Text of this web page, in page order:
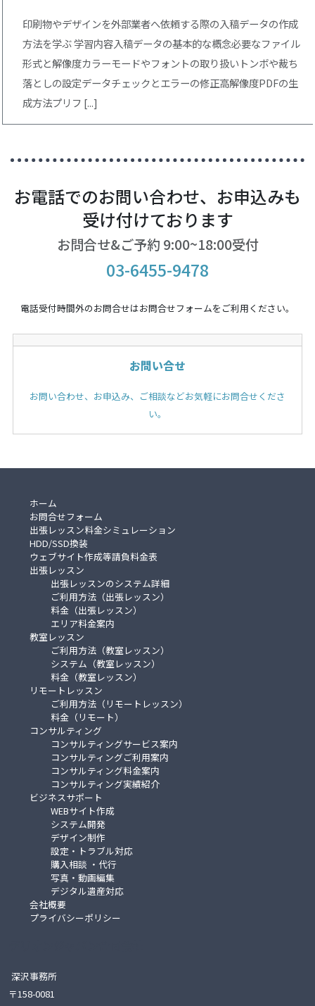
印刷物やデザインを外部業者へ依頼する際の入稿データの作成
方法を学ぶ 学習内容入稿データの基本的な概念必要なファイル
形式と解像度カラーモードやフォントの取り扱いトンボや裁ち
落としの設定データチェックとエラーの修正高解像度PDFの生
成方法プリフ [...]
お電話でのお問い合わせ、お申込みも
受け付けております
お問合せ&ご予約 9:00~18:00受付
03-6455-9478
電話受付時間外のお問合せはお問合せフォームをご利用ください。
お問い合せ
お問い合わせ、お申込み、ご相談などお気軽にお問合せくださ
い。
ホーム
お問合せフォーム
出張レッスン料金シミュレーション
HDD/SSD換装
ウェブサイト作成等請負料金表
出張レッスン
出張レッスンのシステム詳細
ご利用方法（出張レッスン）
料金（出張レッスン）
エリア料金案内
教室レッスン
ご利用方法（教室レッスン）
システム（教室レッスン）
料金（教室レッスン）
リモートレッスン
ご利用方法（リモートレッスン）
料金（リモート）
コンサルティング
コンサルティングサービス案内
コンサルティングご利用案内
コンサルティング料金案内
コンサルティング実績紹介
ビジネスサポート
WEBサイト作成
システム開発
デザイン制作
設定・トラブル対応
購入相談 ・代行
写真・動画編集
デジタル遺産対応
会社概要
プライバシーポリシー
深沢事務所
〒158-0081